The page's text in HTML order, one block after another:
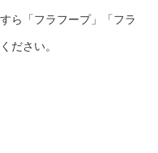
ら「フラフープ」「フラ
ださい。